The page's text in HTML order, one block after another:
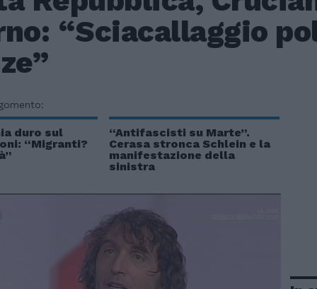
“Sciacallaggio
duro sul
“Migranti?
“Antifascisti su Marte”.
Cerasa stronca Schlein e la
manifestazione della
sinistra